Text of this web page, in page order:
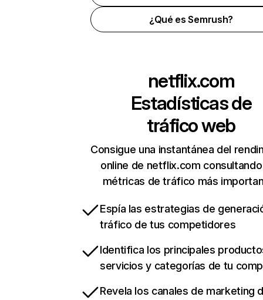
¿Qué es Semrush?
netflix.com
Estadísticas de
tráfico web
Consigue una instantánea del
online de netflix.com
métricas de tráfico más
Espía las estrategias de
tráfico de tus competidores
Identifica los principales
servicios y categorías de tu
Revela los canales de marketing